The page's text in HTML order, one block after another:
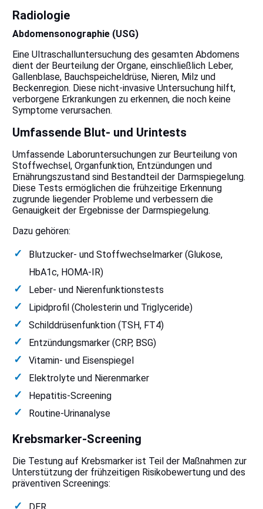
Radiologie
Abdomensonographie (USG)
Eine Ultraschalluntersuchung des gesamten Abdomens
dient der Beurteilung der Organe, einschließlich Leber,
Gallenblase, Bauchspeicheldrüse, Nieren, Milz und
Beckenregion. Diese nicht-invasive Untersuchung hilft,
verborgene Erkrankungen zu erkennen, die noch keine
Symptome verursachen.
Umfassende Blut- und Urintests
Umfassende Laboruntersuchungen zur Beurteilung von
Stoffwechsel, Organfunktion, Entzündungen und
Ernährungszustand sind Bestandteil der Darmspiegelung.
Diese Tests ermöglichen die frühzeitige Erkennung
zugrunde liegender Probleme und verbessern die
Genauigkeit der Ergebnisse der Darmspiegelung.
Dazu gehören:
Blutzucker- und Stoffwechselmarker (Glukose,
HbA1c, HOMA-IR)
Leber- und Nierenfunktionstests
Lipidprofil (Cholesterin und Triglyceride)
Schilddrüsenfunktion (TSH, FT4)
Entzündungsmarker (CRP, BSG)
Vitamin- und Eisenspiegel
Elektrolyte und Nierenmarker
Hepatitis-Screening
Routine-Urinanalyse
Krebsmarker-Screening
Die Testung auf Krebsmarker ist Teil der Maßnahmen zur
Unterstützung der frühzeitigen Risikobewertung und des
präventiven Screenings: